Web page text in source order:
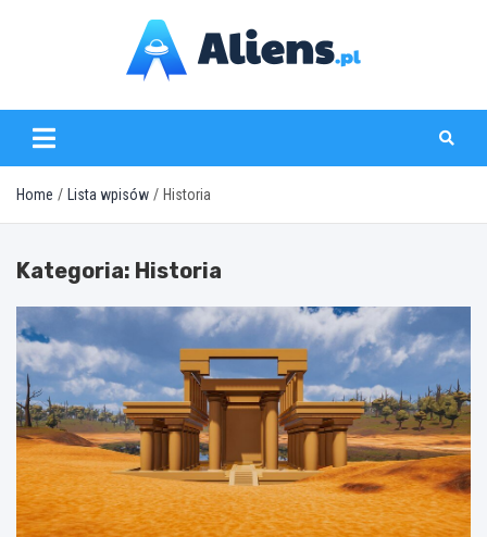
aliens.pl
Home Lista wpisów Historia
Kategoria: Historia